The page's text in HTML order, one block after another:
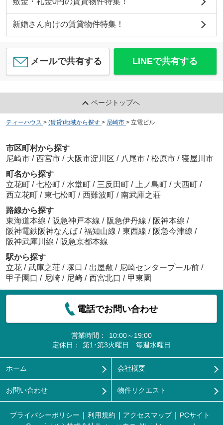
新婚さん向けの賃貸物件特集！
メールで共有する LINEで共有する
ページトップへ
ティーハウス > (賃貸)地域から探す > 尼崎市 > 立電ビル
市区町村から探す
尼崎市 / 西宮市 / 大阪市淀川区 / 八尾市 / 松原市 / 寝屋川市
町名から探す
立花町 / 七松町 / 水堂町 / 三反田町 / 上ノ島町 / 大西町 /
西立花町 / 東七松町 / 西難波町 / 南武庫之荘
路線から探す
東海道本線 / 阪急神戸本線 / 阪急伊丹線 / 阪神本線 /
阪神電鉄阪神なんば / 福知山線 / 東西線 / 阪急今津線 /
阪神武庫川線 / 阪急京都本線
駅から探す
立花 / 武庫之荘 / 塚口 / 出屋敷 / 尼崎センタープール前 /
甲子園口 / 尼崎 / 尼崎 / 西宮北口 / 甲東園
電話でお問い合わせ
営業時間：
10:00～19:00
定休日：
第1･第3火曜日 毎週水曜日
ホーム 会社概要
お問い合わせ 物件リクエスト
プライバシーポリシー 利用規約 アクセスマップ
PCサイト